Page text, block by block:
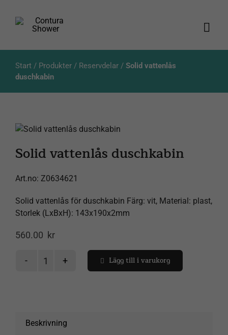
innehållet
Kataloger
Aktuellt
Om oss
Produktsökning
Varukorg
Start/ Produkter/ Reservdelar/ Solid vattenlås
duschkabin
Solid vattenlås duschkabin
Art.no: Z0634621
Solid vattenlås för duschkabin Färg: vit, Material: plast,
Storlek (LxBxH): 143x190x2mm
560.00 kr
Solid
Lägg till i varukorg
Beskrivning